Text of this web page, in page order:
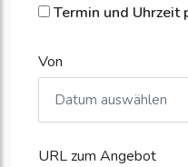
Termin und
Von
URL zum Angebot